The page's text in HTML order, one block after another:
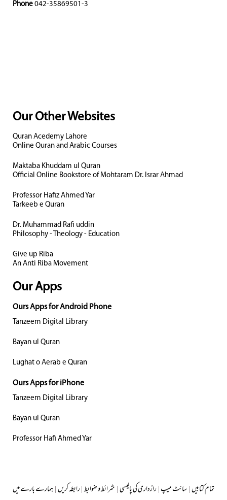
Phone 042-35869501-3
Our Other Websites
Quran Acedemy Lahore
Online Quran and Arabic Courses
Maktaba Khuddam ul Quran
Official Online Bookstore of Mohtaram Dr. Israr Ahmad
Professor Hafiz Ahmed Yar
Tarkeeb e Quran
Dr. Muhammad Rafi uddin
Philosophy - Theology - Education
Give up Riba
An Anti Riba Movement
Our Apps
Ours Apps for Android Phone
Tanzeem Digital Library
Bayan ul Quran
Lughat o Aerab e Quran
Ours Apps for iPhone
Tanzeem Digital Library
Bayan ul Quran
Professor Hafi Ahmed Yar
ہمارے بارے میں|رابطہ کریں|شرائط و ضوابط|رازداری کی پالیسی|سائٹ میپ|تمام کتابیں